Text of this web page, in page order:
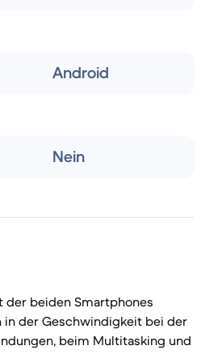
Android
Nein
der beiden Smartphones
in der Geschwindigkeit bei der
beim Multitasking und